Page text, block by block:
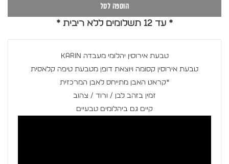
הוספה לסל
* עד 12 תשלומים ללא ריבית *
טבעת אירוסין יהלומי מעבדה KARIN
טבעת אירוסין קסומה ויוצאת דופן מטבעת טיפה קלאסית
*קראט האבן מתייחס לאבן המרכזית
זמין בזהב לבן / ורוד / צהוב
קיים גם ביהלומים טבעיים